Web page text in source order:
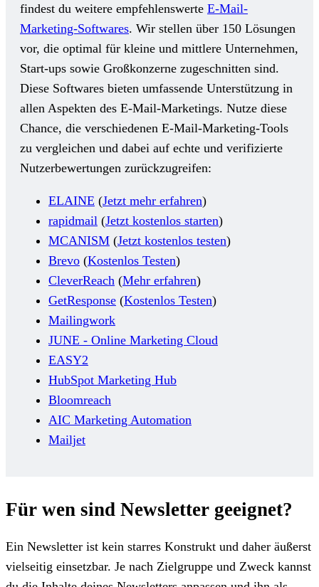
findest du weitere empfehlenswerte E-Mail-
Marketing-Softwares. Wir stellen über 150 Lösungen
vor, die optimal für kleine und mittlere Unternehmen,
Start-ups sowie Großkonzerne zugeschnitten sind.
Diese Softwares bieten umfassende Unterstützung in
allen Aspekten des E-Mail-Marketings. Nutze diese
Chance, die verschiedenen E-Mail-Marketing-Tools
zu vergleichen und dabei auf echte und verifizierte
Nutzerbewertungen zurückzugreifen:
ELAINE (Jetzt mehr erfahren)
rapidmail (Jetzt kostenlos starten)
MCANISM (Jetzt kostenlos testen)
Brevo (Kostenlos Testen)
CleverReach (Mehr erfahren)
GetResponse (Kostenlos Testen)
Mailingwork
JUNE - Online Marketing Cloud
EASY2
HubSpot Marketing Hub
Bloomreach
AIC Marketing Automation
Mailjet
Für wen sind Newsletter geeignet?
Ein Newsletter ist kein starres Konstrukt und daher äußerst
vielseitig einsetzbar. Je nach Zielgruppe und Zweck kannst